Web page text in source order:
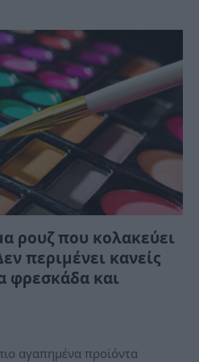
ρουζ που κολακεύει
περιμένει κανείς
φρεσκάδα και
αγαπημένα προϊόντα